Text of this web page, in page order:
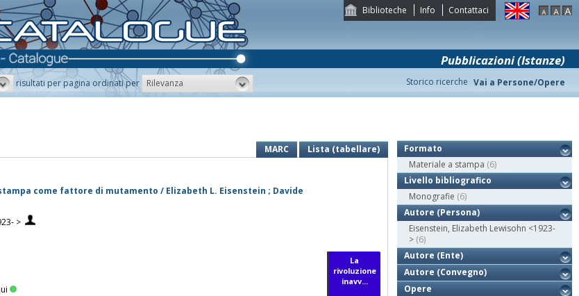
Biblioteche Info Contattaci
Storico ricerche
Pubblicazioni (Istanze)
risultati per pagina ordinati per Rilevanza Vai a Persone/Opere
MARC
Lista (tabellare)
come fattore di mutamento / Elizabeth L. Eisenstein ; Davide
>
La
rivoluzione
inavv...
Formato
Materiale a stampa (6)
Livello bibliografico
Monografie (6)
Autore (Persona)
Eisenstein, Elizabeth Lewisohn <1923-
> (6)
Autore (Ente)
Autore (Convegno)
Opere